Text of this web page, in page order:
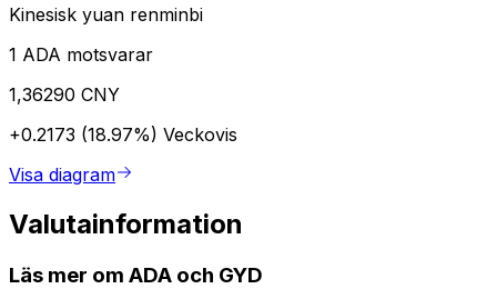
Kinesisk yuan renminbi
1 ADA motsvarar
1,36290 CNY
+0.2173 (18.97%) Veckovis
Visa diagram
Valutainformation
Läs mer om ADA och GYD